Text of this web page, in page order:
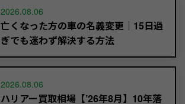
2026.08.06
亡くなった方の車の名義変更｜15日過
ぎでも迷わず解決する方法
2026.08.06
ハリアー買取相場【’26年8月】10年落